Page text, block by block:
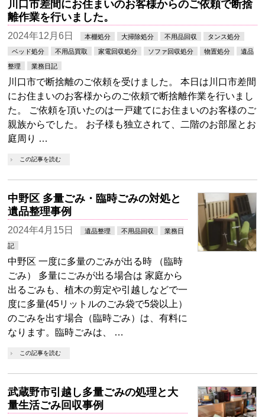
川口市差間にお住まいのお客様からのご依頼で断捨
離作業を行いました。
2024年12月6日 本棚処分 大掃除処分 不用品回収 タンス処分
ベッド処分 不用品買取 家電回収処分 ソファ回収処分 物置処分 遺品
整理 業務日記
川口市で断捨離のご依頼を受けました。 本日は川口市差間
にお住まいのお客様からのご依頼で断捨離作業を行いまし
た。 ご依頼を頂いたのは一戸建てにお住まいのお客様のご
親族からでした。 お子様も独立されて、二階のお部屋とお
庭周り …
この記事を読む
中野区 多量ごみ・臨時ごみの対処と
遺品整理事例
2024年4月15日 遺品整理 不用品回収 業務日
記
中野区 一度に多量のごみが出る時 （臨時
ごみ） 多量にごみが出る場合は 家庭から
出るごみも、植木の剪定や引越しなどで一
度に多量(45リットルのごみ袋で5袋以上）
のごみを出す場合（臨時ごみ）は、有料に
なります。臨時ごみは、 …
この記事を読む
武蔵野市引越し多量ごみの処理と大
量生活ごみ回収事例